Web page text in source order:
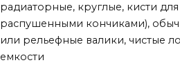
радиаторные, круглые, кисти для
распушенными кончиками),
или рельефные валики, чистые
емкости